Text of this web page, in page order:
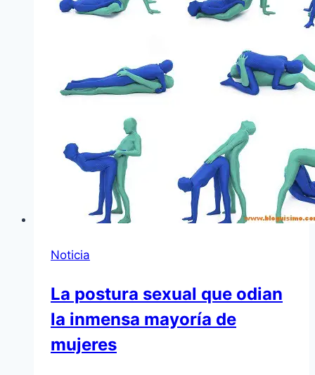
Noticia
La postura sexual que odian
la inmensa mayoría de
mujeres